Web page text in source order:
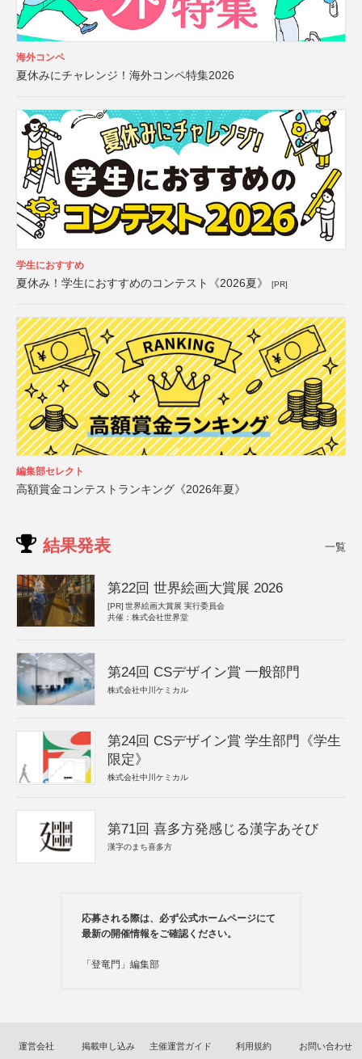
海外コンペ
夏休みにチャレンジ！海外コンペ特集2026
学生におすすめ
夏休み！学生におすすめのコンテスト《2026夏》 [PR]
編集部セレクト
高額賞金コンテストランキング《2026年夏》
結果発表 一覧
第22回 世界絵画大賞展 2026
[PR] 世界絵画大賞展 実行委員会
共催：株式会社世界堂
第24回 CSデザイン賞 一般部門
株式会社中川ケミカル
第24回 CSデザイン賞 学生部門《学生
限定》
株式会社中川ケミカル
第71回 喜多方発感じる漢字あそび
漢字のまち喜多方
応募される際は、必ず公式ホームページにて
最新の開催情報をご確認ください。
「登竜門」編集部
運営会社 掲載申し込み 主催運営ガイド 利用規約 お問い合わせ